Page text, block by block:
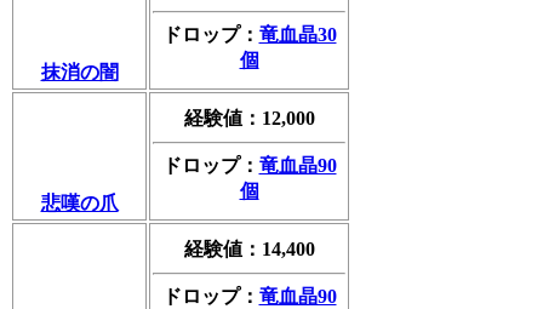
抹消の闇
ドロップ： 竜血晶30
個
悲嘆の爪
経験値：12,000
ドロップ： 竜血晶90
個
経験値：14,400
ドロップ： 竜血晶90